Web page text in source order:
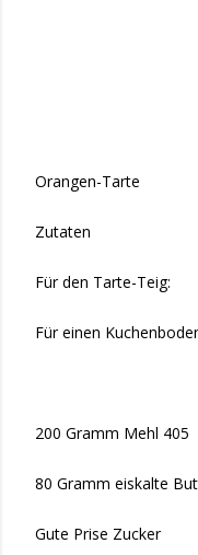
Orangen-Tarte
Zutaten
Für den Tarte-Teig:
Für einen
200 Gramm Mehl 405
80 Gramm eiskalte
Gute Prise Zucker